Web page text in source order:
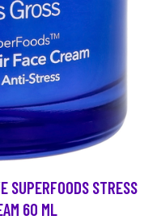
SUPERFOODS STRESS
60 ML